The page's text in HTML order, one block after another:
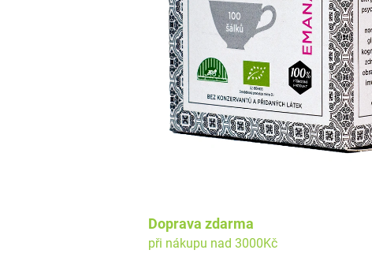
Doprava zdarma
při nákupu nad 3000Kč